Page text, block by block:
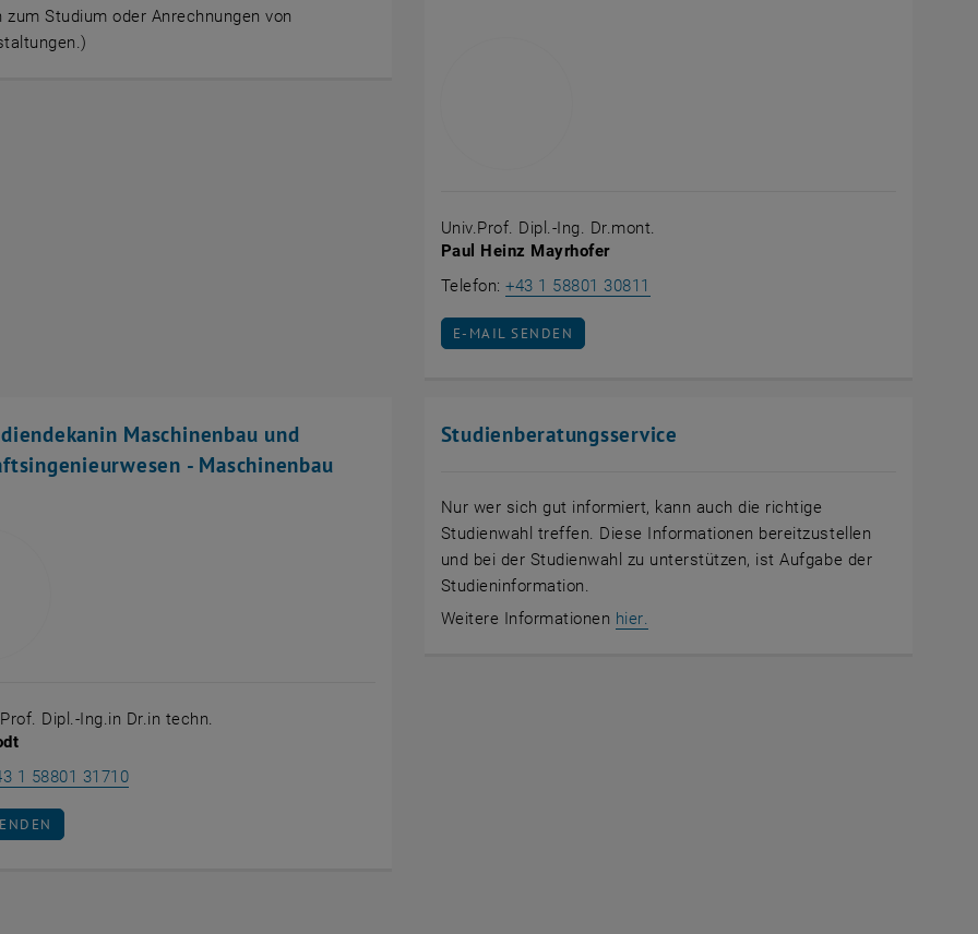
zum Studium oder Anrechnungen von
Univ.Prof. Dipl.-Ing. Dr.mont.
Paul Heinz Mayrhofer
Telefon:+43 1 58801 30811
E-MAIL AN PAUL HEINZ MAYRHOFER SENDEN
E-MAIL SENDEN
Maschinenbau und
- Maschinenbau
Dipl.-Ing.in Dr.in techn.
1 58801 31710Melanie Todt anrufen
MELANIE TODT SENDEN
Studienberatungsservice
Nur wer sich gut informiert, kann auch die richtige
Studienwahl treffen. Diese Informationen bereitzustellen
und bei der Studienwahl zu unterstützen, ist Aufgabe der
Studieninformation.
Weitere Informationen hier, öffnet eine externe URL in einem neuen
.